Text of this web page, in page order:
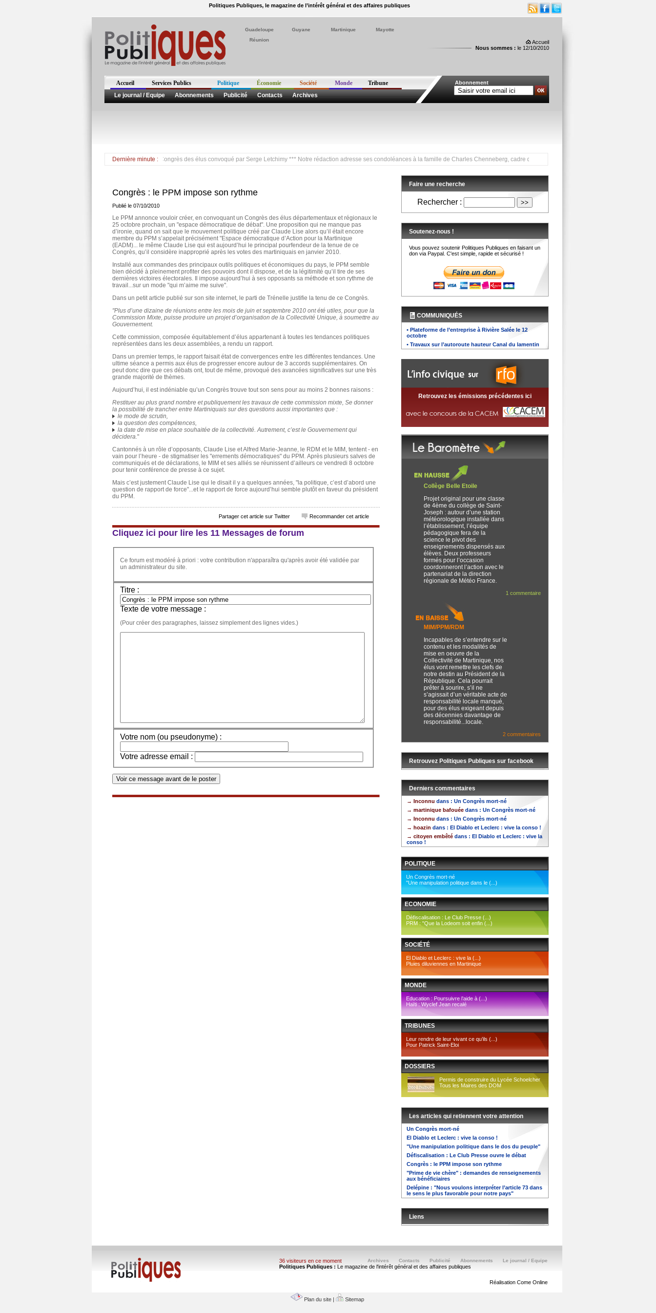
Politiques Publiques, le magazine de l’intérêt général et des affaires publiques
Accueil
Nous sommes : le 12/10/2010
Guadeloupe Guyane Martinique
Mayotte
Réunion
Abonnement
Accueil Services Publics Politique Économie Société Monde
Tribune
Le journal / Equipe
Abonnements Publicité Contacts Archives
Dernière minute :
Le RDM, le MIM et ses alliés, boycotteront le Congrès des élus convoqué par Serge Letchimy *** Notre rédaction adresse ses condoléances à la famille de Charles Chenneberg, cadre de la Région Martinique, décédé ce jeudi 7
Congrès : le PPM impose son rythme
Publié le 07/10/2010
Le PPM annonce vouloir créer, en convoquant un Congrès des élus départementaux et régionaux le
25 octobre prochain, un "espace démocratique de débat". Une proposition qui ne manque pas
d’ironie, quand on sait que le mouvement politique créé par Claude Lise alors qu’il était encore
membre du PPM s’appelait précisément "Espace démocratique d’Action pour la Martinique
(EADM)... le même Claude Lise qui est aujourd’hui le principal pourfendeur de la tenue de ce
Congrès, qu’il considère inapproprié après les votes des martiniquais en janvier 2010.
Installé aux commandes des principaux outils politiques et économiques du pays, le PPM semble
bien décidé à pleinement profiter des pouvoirs dont il dispose, et de la légitimité qu’il tire de ses
dernières victoires électorales. Il impose aujourd’hui à ses opposants sa méthode et son rythme de
travail...sur un mode "qui m’aime me suive".
Dans un petit article publié sur son site internet, le parti de Trénelle justifie la tenu de ce Congrès.
"Plus d’une dizaine de réunions entre les mois de juin et septembre 2010 ont été utiles, pour que la
Commission Mixte, puisse produire un projet d’organisation de la Collectivité Unique, à soumettre au
Gouvernement.
Cette commission, composée équitablement d’élus appartenant à toutes les tendances politiques
représentées dans les deux assemblées, a rendu un rapport.
Dans un premier temps, le rapport faisait état de convergences entre les différentes tendances. Une
ultime séance a permis aux élus de progresser encore autour de 3 accords supplémentaires. On
peut donc dire que ces débats ont, tout de même, provoqué des avancées significatives sur une très
grande majorité de thèmes.
Aujourd’hui, il est indéniable qu’un Congrès trouve tout son sens pour au moins 2 bonnes raisons :
Restituer au plus grand nombre et publiquement les travaux de cette commission mixte, Se donner
la possibilité de trancher entre Martiniquais sur des questions aussi importantes que :
le mode de scrutin,
la question des compétences,
la date de mise en place souhaitée de la collectivité. Autrement, c’est le Gouvernement qui
décidera."
Cantonnés à un rôle d’opposants, Claude Lise et Alfred Marie-Jeanne, le RDM et le MIM, tentent - en
vain pour l’heure - de stigmatiser les "errements démocratiques" du PPM. Après plusieurs salves de
communiqués et de déclarations, le MIM et ses alliés se réunissent d’ailleurs ce vendredi 8 octobre
pour tenir conférence de presse à ce sujet.
Mais c’est justement Claude Lise qui le disait il y a quelques années, "la politique, c’est d’abord une
question de rapport de force"...et le rapport de force aujourd’hui semble plutôt en faveur du président
du PPM.
Partager cet article sur Twitter Recommander cet article
Cliquez ici pour lire les 11 Messages de forum
Ce forum est modéré à priori : votre contribution n'apparaîtra qu'après avoir été validée par
un administrateur du site.
Titre :
Texte de votre message :
(Pour créer des paragraphes, laissez simplement des lignes vides.)
Votre nom (ou pseudonyme) :
Votre adresse email :
Faire une recherche
Rechercher :
Soutenez-nous !
Vous pouvez soutenir Politiques Publiques en faisant un
don via Paypal. C'est simple, rapide et sécurisé !
COMMUNIQUÉS
• Plateforme de l’entreprise à Rivière Salée le 12
octobre
• Travaux sur l’autoroute hauteur Canal du lamentin
Retrouvez les émissions précédentes ici
Collège Belle Etoile
Projet original pour une classe
de 4ème du collège de Saint-
Joseph : autour d’une station
météorologique installée dans
l’établissement, l’équipe
pédagogique fera de la
science le pivot des
enseignements dispensés aux
élèves. Deux professeurs
formés pour l’occasion
coordonneront l’action avec le
partenariat de la direction
régionale de Météo France.
1 commentaire
MIM/PPM/RDM
Incapables de s’entendre sur le
contenu et les modalités de
mise en oeuvre de la
Collectivité de Martinique, nos
élus vont remettre les clefs de
notre destin au Président de la
République. Cela pourrait
prêter à sourire, s’il ne
s’agissait d’un véritable acte de
responsabilité locale manqué,
pour des élus exigeant depuis
des décennies davantage de
responsabilité...locale.
2 commentaires
Retrouvez Politiques Publiques sur facebook
Derniers commentaires
→ Inconnu dans : Un Congrès mort-né
→ martinique bafouée dans : Un Congrès mort-né
→ Inconnu dans : Un Congrès mort-né
→ hoazin dans : El Diablo et Leclerc : vive la conso !
→ citoyen embêté dans : El Diablo et Leclerc : vive la
conso !
POLITIQUE
Un Congrès mort-né
"Une manipulation politique dans le (...)
ECONOMIE
Défiscalisation : Le Club Presse (...)
PRM : "Que la Lodeom soit enfin (...)
SOCIÉTÉ
El Diablo et Leclerc : vive la (...)
Pluies diluviennes en Martinique
MONDE
Education : Poursuivre l’aide à (...)
Haïti : Wyclef Jean recalé
TRIBUNES
Leur rendre de leur vivant ce qu’ils (...)
Pour Patrick Saint-Eloi
DOSSIERS
Permis de construire du Lycée Schoelcher
Tous les Maires des DOM
Les articles qui retiennent votre attention
Un Congrès mort-né
El Diablo et Leclerc : vive la conso !
"Une manipulation politique dans le dos du peuple"
Défiscalisation : Le Club Presse ouvre le débat
Congrès : le PPM impose son rythme
"Prime de vie chère" : demandes de renseignements
aux bénéficiaires
Delépine : "Nous voulons interpréter l’article 73 dans
le sens le plus favorable pour notre pays"
Liens
Le journal / Equipe
Abonnements
Publicité
Contacts
Archives
36 visiteurs en ce moment
Politiques Publiques : Le magazine de l'intérêt général et des affaires publiques
Réalisation Come Online
Plan du site| Sitemap